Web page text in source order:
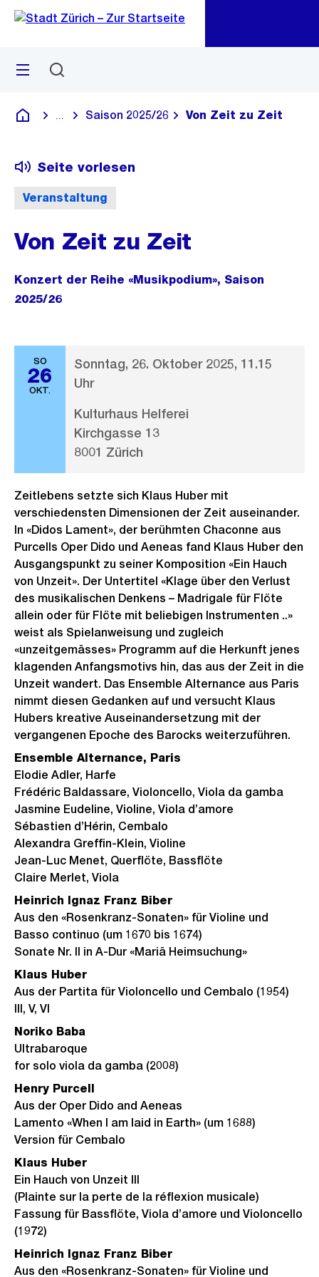
Navigation
Sprunglink
Menü
Deutsch
Blende alle Breadcrumbs ein
Saison 2025/26 Von Zeit zu Zeit
Veranstaltung
Seite vorlesen
Von Zeit zu Zeit
Konzert der Reihe «Musikpodium», Saison
2025/26
SO
26
OKT.
Sonntag, 26. Oktober 2025, 11.15
Uhr
Kulturhaus Helferei
Kirchgasse 13
8001 Zürich
Zeitlebens setzte sich Klaus Huber mit
verschiedensten Dimensionen der Zeit auseinander.
In «Didos Lament», der berühmten Chaconne aus
Purcells Oper Dido und Aeneas fand Klaus Huber den
Ausgangspunkt zu seiner Komposition «Ein Hauch
von Unzeit». Der Untertitel «Klage über den Verlust
des musikalischen Denkens – Madrigale für Flöte
allein oder für Flöte mit beliebigen Instrumenten ..»
weist als Spielanweisung und zugleich
«unzeitgemässes» Programm auf die Herkunft jenes
klagenden Anfangsmotivs hin, das aus der Zeit in die
Unzeit wandert. Das Ensemble Alternance aus Paris
nimmt diesen Gedanken auf und versucht Klaus
Hubers kreative Auseinandersetzung mit der
vergangenen Epoche des Barocks weiterzuführen.
Ensemble Alternance, Paris
Elodie Adler, Harfe
Frédéric Baldassare, Violoncello, Viola da gamba
Jasmine Eudeline, Violine, Viola d’amore
Sébastien d’Hérin, Cembalo
Alexandra Greffin-Klein, Violine
Jean-Luc Menet, Querflöte, Bassflöte
Claire Merlet, Viola
Heinrich Ignaz Franz Biber
Aus den «Rosenkranz-Sonaten» für Violine und
Basso continuo (um 1670 bis 1674)
Sonate Nr. II in A-Dur «Mariä Heimsuchung»
Klaus Huber
Aus der Partita für Violoncello und Cembalo (1954)
III, V, VI
Noriko Baba
Ultrabaroque
for solo viola da gamba (2008)
Henry Purcell
Aus der Oper Dido and Aeneas
Lamento «When I am laid in Earth» (um 1688)
Version für Cembalo
Klaus Huber
Ein Hauch von Unzeit III
(Plainte sur la perte de la réflexion musicale)
Fassung für Bassflöte, Viola d’amore und Violoncello
(1972)
Heinrich Ignaz Franz Biber
Aus den «Rosenkranz-Sonaten» für Violine und